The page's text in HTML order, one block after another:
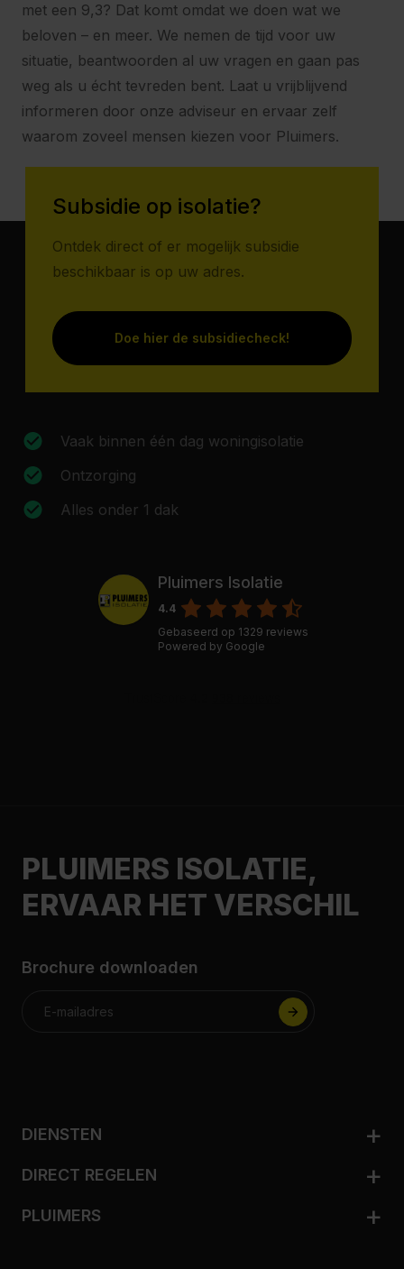
met een 9,3? Dat komt omdat we doen wat we
beloven – en meer. We nemen de tijd voor uw
situatie, beantwoorden al uw vragen en gaan pas
weg als u écht tevreden bent. Laat u vrijblijvend
informeren door onze adviseur en ervaar zelf
waarom zoveel mensen kiezen voor Pluimers.
Subsidie op isolatie?
Ontdek direct of er mogelijk subsidie
beschikbaar is op uw adres.
Doe hier de subsidiecheck!
Vaak binnen één dag woningisolatie
Ontzorging
Alles onder 1 dak
Pluimers Isolatie
4.4
Gebaseerd op 1329 reviews
Powered by Google
PLUIMERS ISOLATIE,
ERVAAR HET VERSCHIL
Brochure downloaden
DIENSTEN
Zakelijk isoleren
Ventileren
DIRECT REGELEN
Nij Begun
PLUIMERS